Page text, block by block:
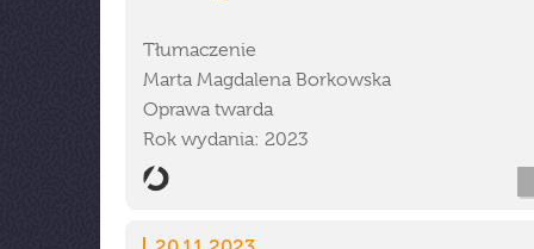
Tłumaczenie
Marta Magdalena Borkowska
Oprawa twarda
Rok wydania: 2023